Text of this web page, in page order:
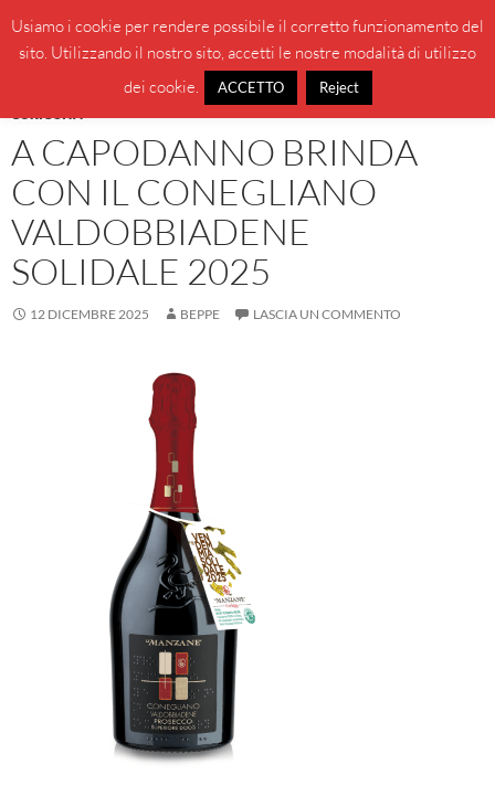
contenuto
BeppeBlog
MENU
CURIOSITÀ
A CAPODANNO BRINDA
CON IL CONEGLIANO
VALDOBBIADENE
SOLIDALE 2025
12 DICEMBRE 2025 BEPPE LASCIA UN COMMENTO
Usiamo i cookie per rendere possibile il corretto funzionamento del
sito. Utilizzando il nostro sito, accetti le nostre modalità di utilizzo
dei cookie.
ACCETTO Reject